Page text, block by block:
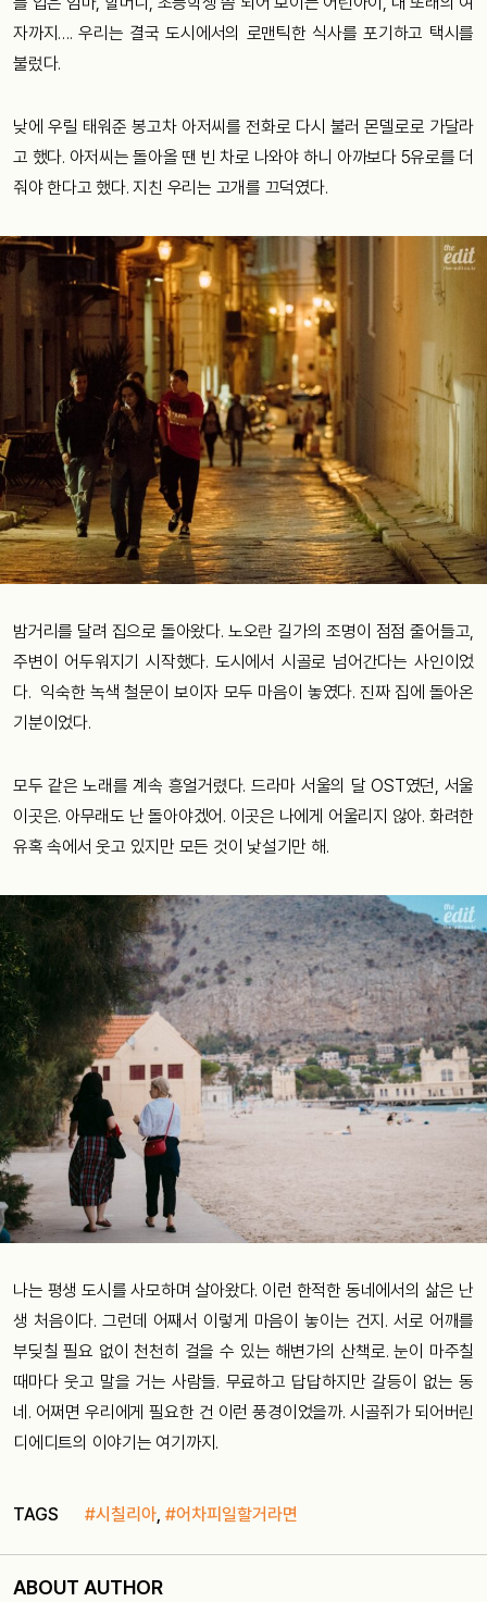
자까지…. 우리는 결국 도시에서의 로맨틱한 식사를 포기하고 택시를
불렀다.
낮에 우릴 태워준 봉고차 아저씨를 전화로 다시 불러 몬델로로 가달라
고 했다. 아저씨는 돌아올 땐 빈 차로 나와야 하니 아까보다 5유로를 더
줘야 한다고 했다. 지친 우리는 고개를 끄덕였다.
밤거리를 달려 집으로 돌아왔다. 노오란 길가의 조명이 점점 줄어들고,
주변이 어두워지기 시작했다. 도시에서 시골로 넘어간다는 사인이었
다. 익숙한 녹색 철문이 보이자 모두 마음이 놓였다. 진짜 집에 돌아온
기분이었다.
모두 같은 노래를 계속 흥얼거렸다. 드라마 서울의 달 OST였던, 서울
이곳은. 아무래도 난 돌아야겠어. 이곳은 나에게 어울리지 않아. 화려한
유혹 속에서 웃고 있지만 모든 것이 낯설기만 해.
나는 평생 도시를 사모하며 살아왔다. 이런 한적한 동네에서의 삶은 난
생 처음이다. 그런데 어째서 이렇게 마음이 놓이는 건지. 서로 어깨를
부딪칠 필요 없이 천천히 걸을 수 있는 해변가의 산책로. 눈이 마주칠
때마다 웃고 말을 거는 사람들. 무료하고 답답하지만 갈등이 없는 동
네. 어쩌면 우리에게 필요한 건 이런 풍경이었을까. 시골쥐가 되어버린
디에디트의 이야기는 여기까지.
TAGS #시칠리아, #어차피일할거라면
ABOUT AUTHOR